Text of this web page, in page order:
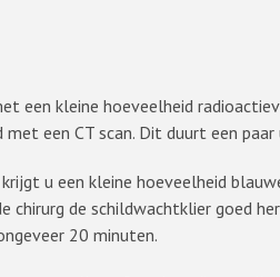
een kleine hoeveelheid
een CT scan. Dit duurt een paar
u een kleine hoeveelheid
de schildwachtklier goed
20 minuten.